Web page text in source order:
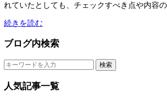
れていたとしても、チェックすべき点や内容
続きを読む
ブログ内検索
人気記事一覧